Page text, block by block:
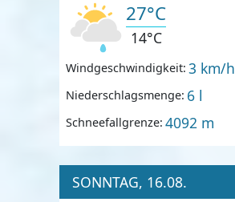
27°C
14°C
Windgeschwindigkeit: 3 km/h
Niederschlagsmenge: 6 l
Schneefallgrenze: 4092 m
SONNTAG, 16.08.